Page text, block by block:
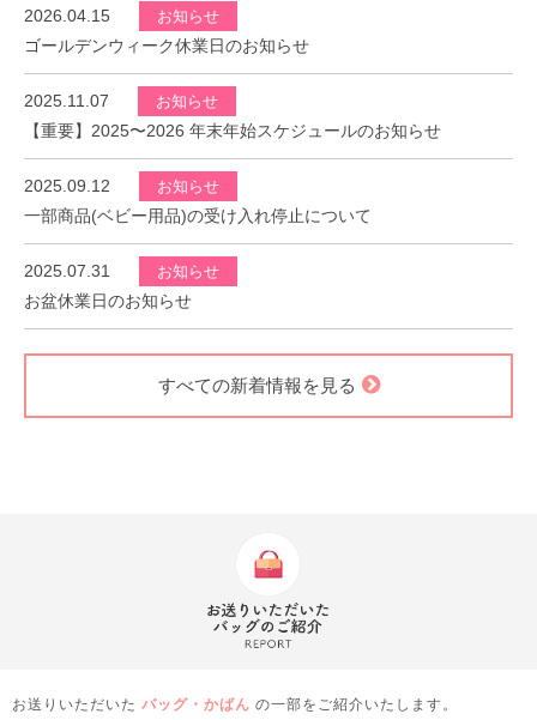
2026.04.15 お知らせ
ゴールデンウィーク休業日のお知らせ
2025.11.07 お知らせ
【重要】2025〜2026 年末年始スケジュールのお知らせ
2025.09.12 お知らせ
一部商品(ベビー用品)の受け入れ停止について
2025.07.31 お知らせ
お盆休業日のお知らせ
すべての新着情報を見る
お送りいただいた バッグ・かばん の一部をご紹介いたします。